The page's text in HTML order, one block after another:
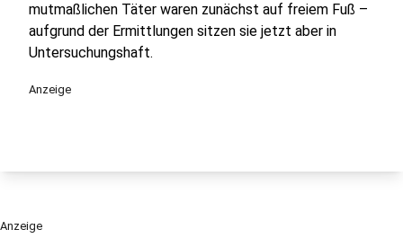
mutmaßlichen Täter waren zunächst auf freiem Fuß –
aufgrund der Ermittlungen sitzen sie jetzt aber in
Untersuchungshaft.
Anzeige
Anzeige